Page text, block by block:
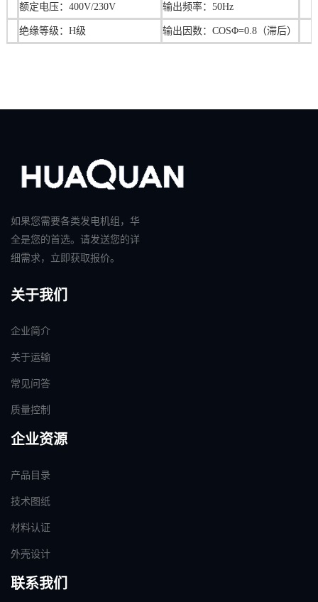
额定电压：400V/230V
输出频率：50Hz
绝缘等级：H级 输出因数：COSΦ=0.8（滞后）
如果您需要各类发电机组，华
全是您的首选。请发送您的详
细需求，立即获取报价。
关于我们
企业简介
关于运输
常见问答
质量控制
企业资源
产品目录
技术图纸
材料认证
外壳设计
联系我们